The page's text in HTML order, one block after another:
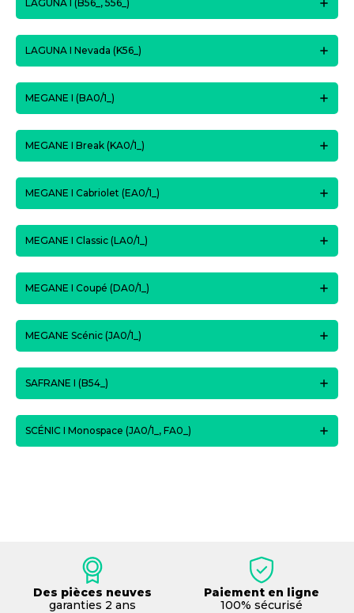
LAGUNA I (B56_, 556_)
LAGUNA I Nevada (K56_)
MEGANE I (BA0/1_)
MEGANE I Break (KA0/1_)
MEGANE I Cabriolet (EA0/1_)
MEGANE I Classic (LA0/1_)
MEGANE I Coupé (DA0/1_)
MEGANE Scénic (JA0/1_)
SAFRANE I (B54_)
SCÉNIC I Monospace (JA0/1_, FA0_)
Des pièces neuves
garanties 2 ans
Paiement en ligne
100% sécurisé